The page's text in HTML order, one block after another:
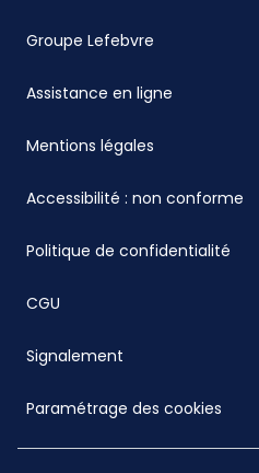
Groupe Lefebvre
Assistance en ligne
Mentions légales
Accessibilité : non conforme
Politique de confidentialité
CGU
Signalement
Paramétrage des cookies